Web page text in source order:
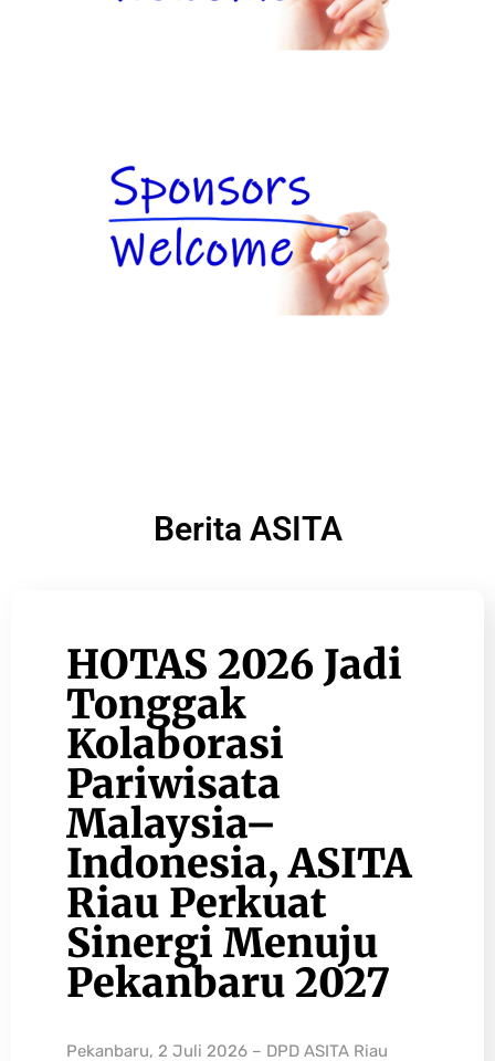
Berita ASITA
HOTAS 2026 Jadi
Tonggak
Kolaborasi
Pariwisata
Malaysia–
Indonesia, ASITA
Riau Perkuat
Sinergi Menuju
Pekanbaru 2027
Pekanbaru, 2 Juli 2026 – DPD ASITA Riau